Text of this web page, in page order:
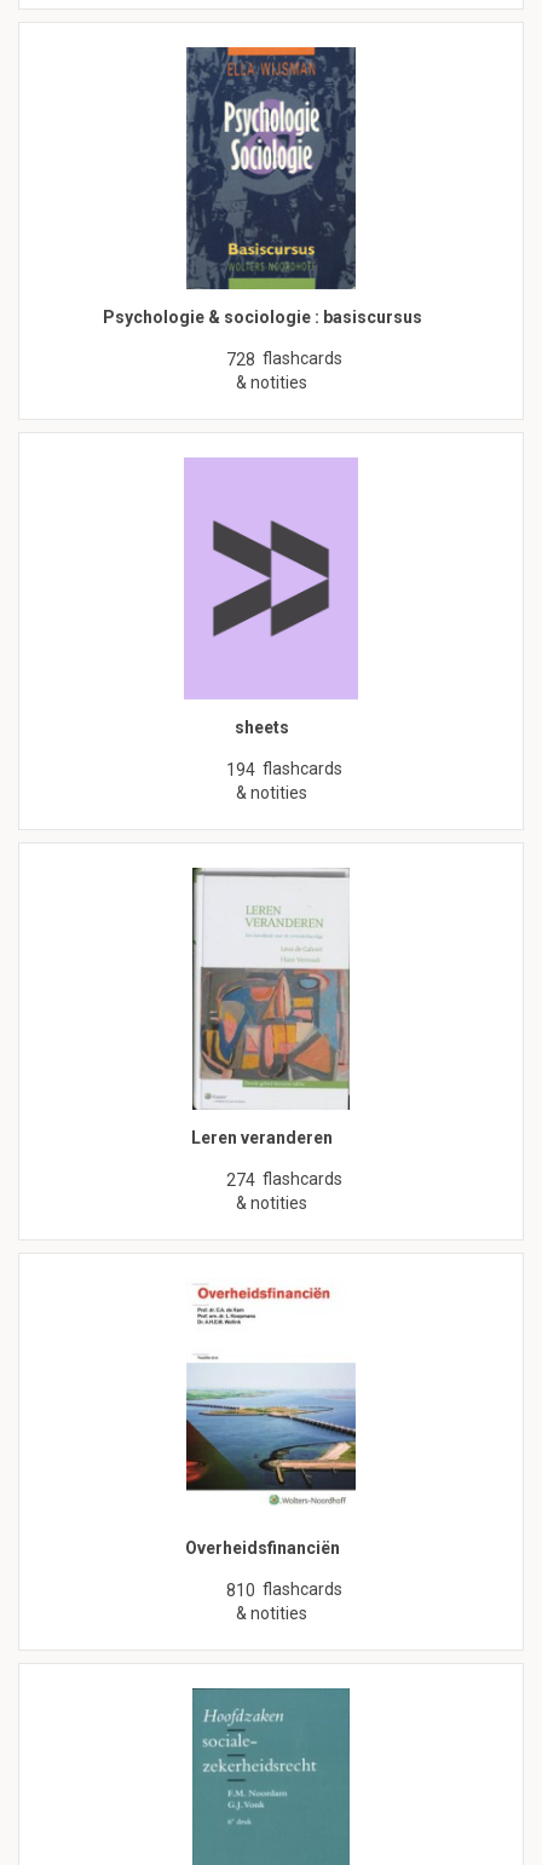
Psychologie & sociologie : basiscursus
728 flashcards
& notities
sheets
194 flashcards
& notities
Leren veranderen
274 flashcards
& notities
Overheidsfinanciën
810 flashcards
& notities